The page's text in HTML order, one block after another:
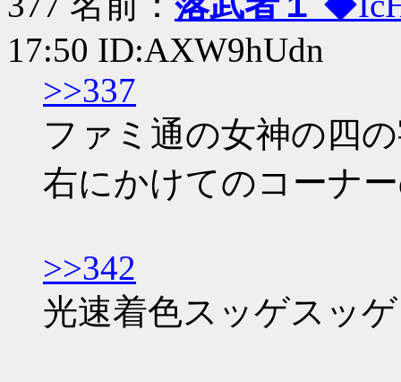
17:50 ID:AXW9hUdn
>>337
ファミ通の女神の四
右にかけてのコーナ
>>342
光速着色スッゲスッ